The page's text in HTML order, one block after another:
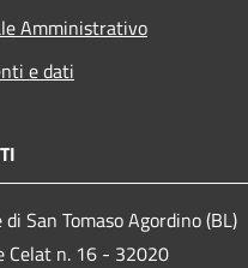
Amministrativo
e dati
di San Tomaso Agordino (BL)
Celat n. 16 - 32020